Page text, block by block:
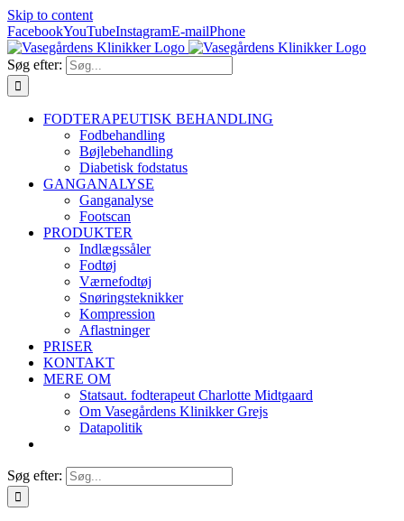
Skip to content
FacebookYouTubeInstagramE-mailPhone
Søg efter:
FODTERAPEUTISK BEHANDLING
Fodbehandling
Bøjlebehandling
Diabetisk fodstatus
GANGANALYSE
Ganganalyse
Footscan
PRODUKTER
Indlægssåler
Fodtøj
Værnefodtøj
Snøringsteknikker
Kompression
Aflastninger
PRISER
KONTAKT
MERE OM
Statsaut. fodterapeut Charlotte Midtgaard
Om Vasegårdens Klinikker Grejs
Datapolitik
Søg efter: